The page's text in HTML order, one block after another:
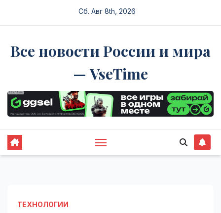
Сб. Авг 8th, 2026
Все новости России и мира
— VseTime
ТЕХНОЛОГИИ